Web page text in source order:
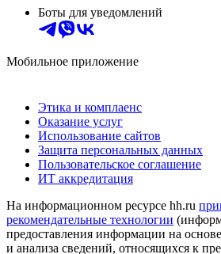
Боты для уведомлений
Мобильное приложение
Этика и комплаенс
Оказание услуг
Использование сайтов
Защита персональных данных
Пользовательское соглашение
ИТ аккредитация
На информационном ресурсе hh.ru
рекомендательные технологии
предоставления информации на
и анализа сведений, относящихся к